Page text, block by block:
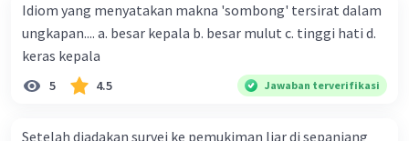
perusahaan kepada konsumen. Urutan yang tepat agar
menjadi teks eksposisi yang padu adalah .... A. (1)-(2)-(3)-
(4)-(5) B. (2)-(1)-(3)-(4)-(5) C. (3)-(1)-(2)-(5)-(4) D. (3)-(5)-
(4)-(1)-(2) E. (5)-(1)-(3)-(4)-(2)
Idiom yang menyatakan makna 'sombong' tersirat dalam
ungkapan.... a. besar kepala b. besar mulut c. tinggi hati d.
keras kepala
5 4.5 Jawaban terverifikasi
Setelah diadakan survei ke pemukiman liar di sepanjang